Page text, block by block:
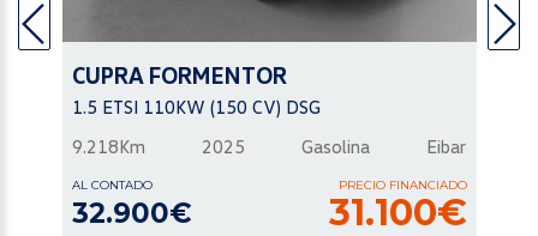
CUPRA FORMENTOR
1.5 ETSI 110KW (150 CV) DSG
9.218Km
2025 Gasolina Eibar
AL CONTADO
32.900€
PRECIO FINANCIADO
31.100€